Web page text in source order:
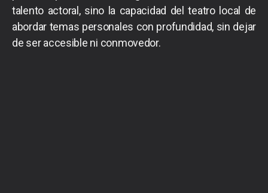
talento actoral, sino la capacidad del teatro local de
abordar temas personales con profundidad, sin dejar
de ser accesible ni conmovedor.